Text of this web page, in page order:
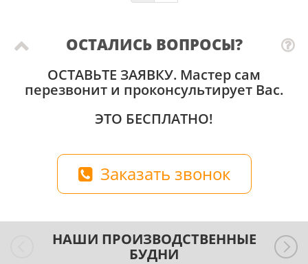
ОСТАЛИСЬ ВОПРОСЫ?
ОСТАВЬТЕ ЗАЯВКУ. Мастер сам
перезвонит и проконсультирует Вас.
ЭТО БЕСПЛАТНО!
Заказать звонок
НАШИ ПРОИЗВОДСТВЕННЫЕ
БУДНИ